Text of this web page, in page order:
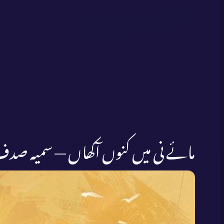
مائے نی میں کنوں آکھاں — سمیہ